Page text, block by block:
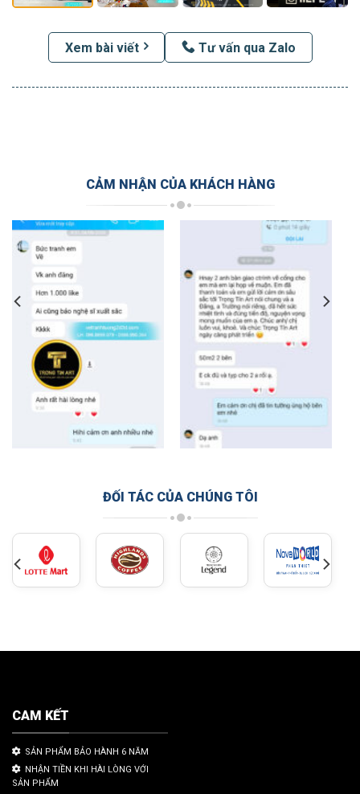
Xem bài viết Tư vấn qua Zalo
CẢM NHẬN CỦA KHÁCH HÀNG
ĐỐI TÁC CỦA CHÚNG TÔI
CAM KẾT
SẢN PHẨM BẢO HÀNH 6 NĂM
NHẬN TIỀN KHI HÀI LÒNG VỚI
SẢN PHẨM